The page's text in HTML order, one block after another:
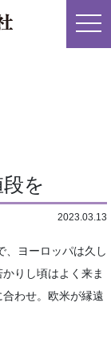
メニ
を
2023.03.13
、ヨーロッパは久し
りし頃はよく来ま
わせ。欧米が縁遠